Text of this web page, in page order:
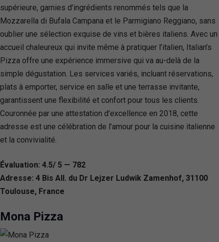
supérieure, garnies d’ingrédients renommés tels que la
Mozzarella di Bufala Campana et le Parmigiano Reggiano, sans
oublier une sélection exquise de vins et bières italiens. Avec un
accueil chaleureux qui invite même à pratiquer l’italien, Italian’s
Pizza offre une expérience immersive qui va au-delà de la
simple dégustation. Les services variés, incluant réservations,
plats à emporter, service en salle et une terrasse invitante,
garantissent une flexibilité et confort pour tous les clients.
Couronnée par une attestation d’excellence en 2018, cette
adresse est une célébration de l’amour pour la cuisine italienne
et la convivialité.
Évaluation: 4.5/ 5 — 782
Adresse: 4 Bis All. du Dr Lejzer Ludwik Zamenhof, 31100
Toulouse, France
Mona Pizza